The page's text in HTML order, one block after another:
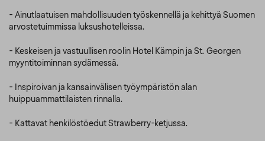
- Ainutlaatuisen mahdollisuuden työskennellä ja kehittyä Suomen
arvostetuimmissa luksushotelleissa.
- Keskeisen ja vastuullisen roolin Hotel Kämpin ja St. Georgen
myyntitoiminnan sydämessä.
- Inspiroivan ja kansainvälisen työympäristön alan
huippuammattilaisten rinnalla.
- Kattavat henkilöstöedut Strawberry-ketjussa.